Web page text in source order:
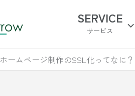
SERVICE
サービス
ホームページ制作のSSL化ってなに